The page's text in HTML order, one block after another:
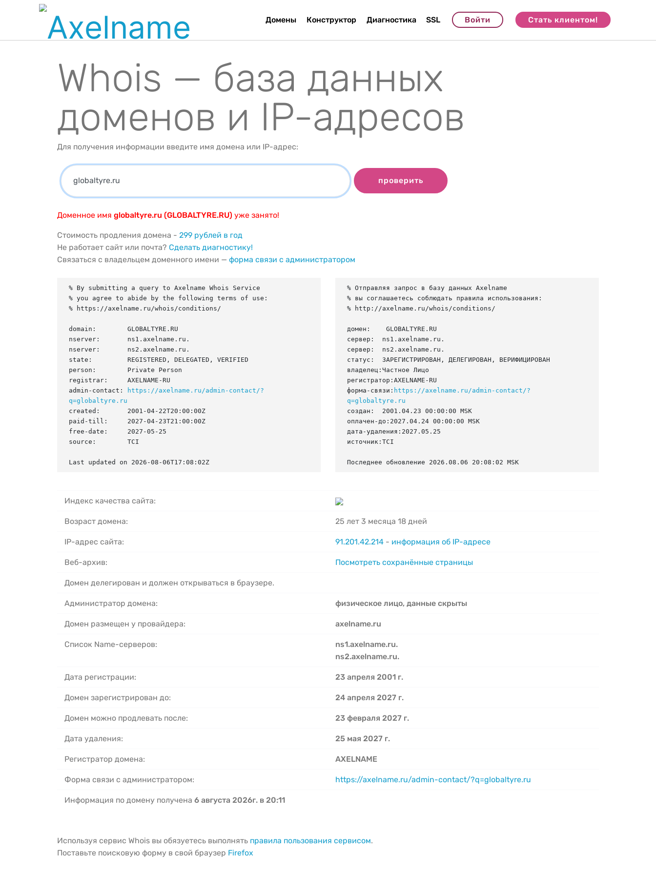
Домены Конструктор Диагностика SSL Войти Стать клиентом!
Whois — база данных
доменов и IP-адресов
Для получения информации введите имя домена или IP-адрес:
проверить
Доменное имя globaltyre.ru (GLOBALTYRE.RU) уже занято!
Стоимость продления домена - 299 рублей в год
Не работает сайт или почта? Сделать диагностику!
Связаться с владельцем доменного имени — форма связи с администратором
% By submitting a query to Axelname Whois Service
% you agree to abide by the following terms of use:
% https://axelname.ru/whois/conditions/
domain:        GLOBALTYRE.RU
nserver:       ns1.axelname.ru.
nserver:       ns2.axelname.ru.
state:         REGISTERED, DELEGATED, VERIFIED
person:        Private Person
registrar:     AXELNAME-RU
admin-contact:
https://axelname.ru/admin-contact/?
q=globaltyre.ru
created:       2001-04-22T20:00:00Z
paid-till:     2027-04-23T21:00:00Z
free-date:     2027-05-25
source:        TCI
Last updated on 2026-08-06T17:08:02Z
% Отправляя запрос в базу данных Axelname
% вы соглашаетесь соблюдать правила использования:
% http://axelname.ru/whois/conditions/
домен:    GLOBALTYRE.RU
сервер:  ns1.axelname.ru.
сервер:  ns2.axelname.ru.
статус:  ЗАРЕГИСТРИРОВАН, ДЕЛЕГИРОВАН, ВЕРИФИЦИРОВАН
владелец:Частное Лицо
регистратор:AXELNAME-RU
форма-связи: https://axelname.ru/admin-contact/?
q=globaltyre.ru
создан:  2001.04.23 00:00:00 MSK
оплачен-до:2027.04.24 00:00:00 MSK
дата-удаления:2027.05.25
источник:TCI
Последнее обновление 2026.08.06 20:08:02 MSK
Индекс качества сайта:
Возраст домена: 25 лет 3 месяца 18 дней
IP-адрес сайта: 91.201.42.214 - информация об IP-адресе
Веб-архив: Посмотреть сохранённые страницы
Домен делегирован и должен открываться в браузере.
Администратор домена: физическое лицо, данные скрыты
Домен размещен у провайдера: axelname.ru
Список Name-серверов:
ns1.axelname.ru.
ns2.axelname.ru.
Дата регистрации: 23 апреля 2001 г.
Домен зарегистрирован до: 24 апреля 2027 г.
Домен можно продлевать после: 23 февраля 2027 г.
Дата удаления: 25 мая 2027 г.
Регистратор домена: AXELNAME
Форма связи с администратором: https://axelname.ru/admin-contact/?q=globaltyre.ru
Информация по домену получена 6 августа 2026г. в 20:11
Используя сервис Whois вы обязуетесь выполнять правила пользования сервисом.
Поставьте поисковую форму в свой браузер Firefox